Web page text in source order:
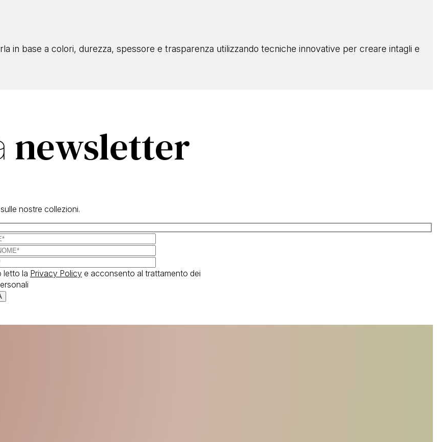
in base a colori, durezza, spessore e trasparenza utilizzando tecniche innovative per creare intagli e
newsletter
nostre collezioni.
letto la Privacy Policy e acconsento al trattamento dei